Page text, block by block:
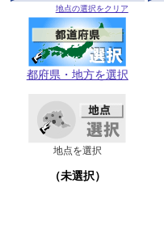
地点の選択をクリア
都府県・地方を選択
地点を選択
（未選択）